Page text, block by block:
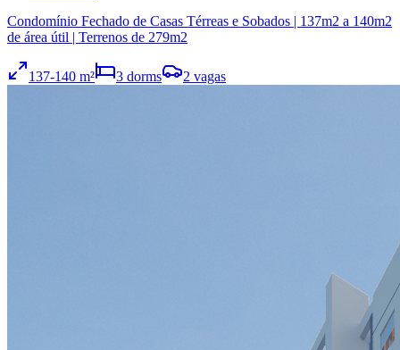
Condomínio Fechado de Casas Térreas e Sobados | 137m2 a 140m2
de área útil | Terrenos de 279m2
137-140 m² 3 dorms 2 vagas